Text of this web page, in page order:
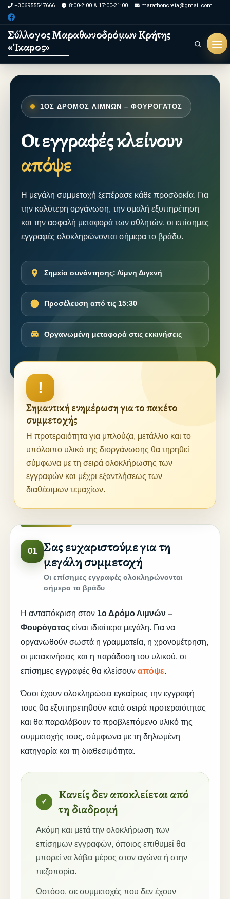
Skip to content
+306955547666 8:00-2:00 & 17:00-21:00 marathoncreta@gmail.com
Σύλλογος Μαραθωνοδρόμων Κρήτης
«Ίκαρος»
Search
1ΟΣ ΔΡΟΜΟΣ ΛΙΜΝΩΝ – ΦΟΥΡΟΓΑΤΟΣ
Οι εγγραφές κλείνουν
απόψε
Η μεγάλη συμμετοχή ξεπέρασε κάθε προσδοκία. Για
την καλύτερη οργάνωση, την ομαλή εξυπηρέτηση
και την ασφαλή μεταφορά των αθλητών, οι επίσημες
εγγραφές ολοκληρώνονται σήμερα το βράδυ.
Σημείο συνάντησης: Λίμνη Διγενή
Προσέλευση από τις 15:30
Οργανωμένη μεταφορά στις εκκινήσεις
!
Σημαντική ενημέρωση για το πακέτο
συμμετοχής
Η προτεραιότητα για μπλούζα, μετάλλιο και το
υπόλοιπο υλικό της διοργάνωσης θα τηρηθεί
σύμφωνα με τη σειρά ολοκλήρωσης των
εγγραφών και μέχρι εξαντλήσεως των
διαθέσιμων τεμαχίων.
01
Σας ευχαριστούμε για τη
μεγάλη συμμετοχή
Οι επίσημες εγγραφές ολοκληρώνονται
σήμερα το βράδυ
Η ανταπόκριση στον 1ο Δρόμο Λιμνών –
Φουρόγατος είναι ιδιαίτερα μεγάλη. Για να
οργανωθούν σωστά η γραμματεία, η χρονομέτρηση,
οι μετακινήσεις και η παράδοση του υλικού, οι
επίσημες εγγραφές θα κλείσουν απόψε.
Όσοι έχουν ολοκληρώσει εγκαίρως την εγγραφή
τους θα εξυπηρετηθούν κατά σειρά προτεραιότητας
και θα παραλάβουν το προβλεπόμενο υλικό της
συμμετοχής τους, σύμφωνα με τη δηλωμένη
κατηγορία και τη διαθεσιμότητα.
Κανείς δεν αποκλείεται από
τη διαδρομή
Ακόμη και μετά την ολοκλήρωση των
επίσημων εγγραφών, όποιος επιθυμεί θα
μπορεί να λάβει μέρος στον αγώνα ή στην
πεζοπορία.
Ωστόσο, σε συμμετοχές που δεν έχουν